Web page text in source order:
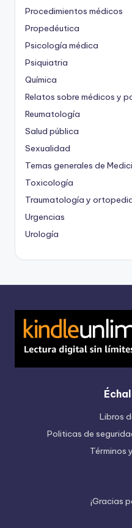
Procedimientos médicos
Propedéutica
Psicología médica
Psiquiatria
Química
Relatos sobre médicos y
Reumatología
Salud pública
Sexualidad
Temas generales de
Toxicología
Traumatología y
Urgencias
Urología
Libros
Politicas de
Términos
¡Gracias p